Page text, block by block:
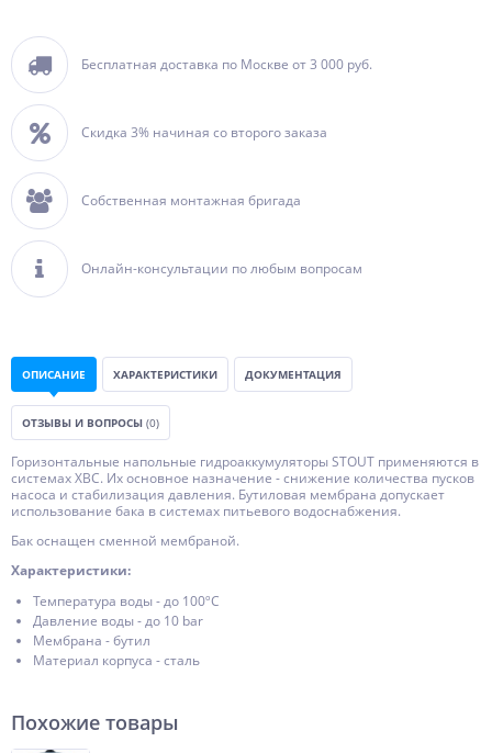
Бесплатная доставка по Москве от 3 000 руб.
Скидка 3% начиная со второго заказа
Собственная монтажная бригада
Онлайн-консультации по любым вопросам
ОПИСАНИЕ ХАРАКТЕРИСТИКИ ДОКУМЕНТАЦИЯ
ОТЗЫВЫ И ВОПРОСЫ (0)
Горизонтальные напольные гидроаккумуляторы STOUT применяются в
системах ХВС. Их основное назначение - снижение количества пусков
насоса и стабилизация давления. Бутиловая мембрана допускает
использование бака в системах питьевого водоснабжения.
Бак оснащен сменной мембраной.
Характеристики:
Температура воды - до 100ºС
Давление воды - до 10 bar
Мембрана - бутил
Материал корпуса - сталь
Похожие товары